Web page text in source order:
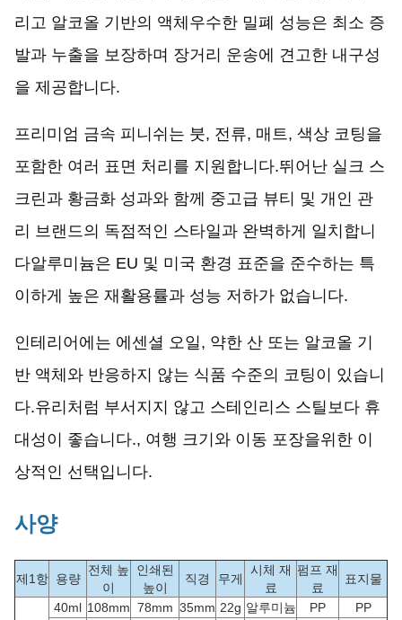
리고 알코올 기반의 액체우수한 밀폐 성능은 최소 증
발과 누출을 보장하며 장거리 운송에 견고한 내구성
을 제공합니다.
프리미엄 금속 피니쉬는 붓, 전류, 매트, 색상 코팅을
포함한 여러 표면 처리를 지원합니다.뛰어난 실크 스
크린과 황금화 성과와 함께 중고급 뷰티 및 개인 관
리 브랜드의 독점적인 스타일과 완벽하게 일치합니
다알루미늄은 EU 및 미국 환경 표준을 준수하는 특
이하게 높은 재활용률과 성능 저하가 없습니다.
인테리어에는 에센셜 오일, 약한 산 또는 알코올 기
반 액체와 반응하지 않는 식품 수준의 코팅이 있습니
다.유리처럼 부서지지 않고 스테인리스 스틸보다 휴
대성이 좋습니다., 여행 크기와 이동 포장을위한 이
상적인 선택입니다.
사양
제1항 용량
전체 높
이
인쇄된
높이
직경 무게
시체 재
료
펌프 재
료
표지물
40ml 108mm 78mm 35mm 22g 알루미늄 PP
PP